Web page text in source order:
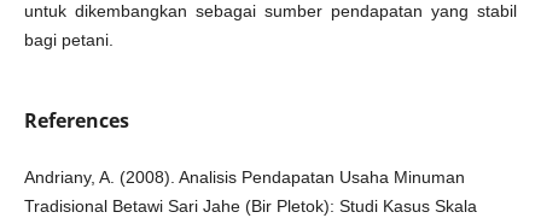
untuk dikembangkan sebagai sumber pendapatan yang stabil
bagi petani.
References
Andriany, A. (2008). Analisis Pendapatan Usaha Minuman
Tradisional Betawi Sari Jahe (Bir Pletok): Studi Kasus Skala